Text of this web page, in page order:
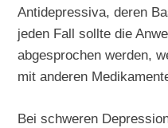
Antidepressiva, deren
jeden Fall sollte die
abgesprochen werden,
mit anderen
Bei schweren